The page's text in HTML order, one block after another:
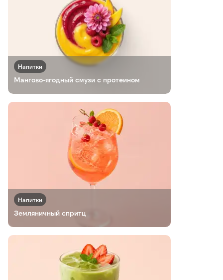
Напитки
Мангово-ягодный смузи с протеином
Напитки
Земляничный спритц